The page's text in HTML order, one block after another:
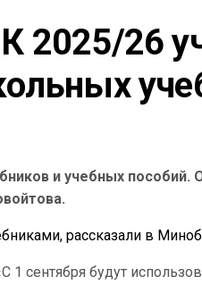
2025/26
и учебных пособий.
рассказали в
сентября будут